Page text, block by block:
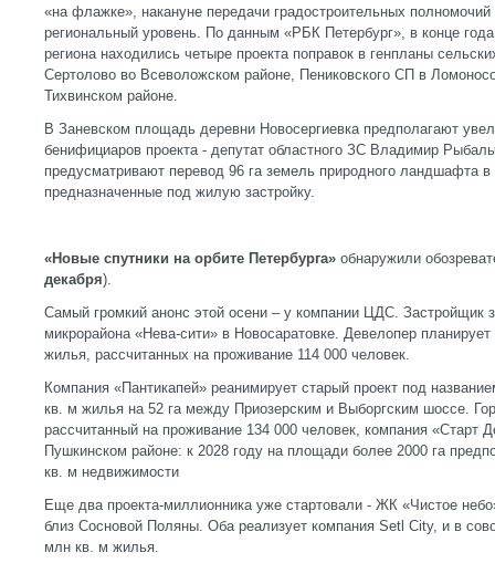
«на флажке», накануне передачи градостроительных
региональный уровень. По данным «РБК Петербург», в конце
региона находились четыре проекта поправок в генпланы
Сертолово во Всеволожском районе, Пениковского СП в
Тихвинском районе.
В Заневском площадь деревни Новосергиевка предполагают
бенифициаров проекта - депутат областного ЗС Владимир
предусматривают перевод 96 га земель природного ландшафта в
предназначенные под жилую застройку.
«Новые спутники на орбите Петербурга» обнаружили
декабря).
Самый громкий анонс этой осени – у компании ЦДС. Застройщик
микрорайона «Нева-сити» в Новосаратовке. Девелопер
жилья, рассчитанных на проживание 114 000 человек.
Компания «Пантикапей» реанимирует старый проект под
кв. м жилья на 52 га между Приозерским и Выборгским шоссе.
рассчитанный на проживание 134 000 человек, компания «Старт
Пушкинском районе: к 2028 году на площади более 2000 га
кв. м недвижимости
Еще два проекта-миллионника уже стартовали - ЖК «Чистое
близ Сосновой Поляны. Оба реализует компания Setl City, и в
млн кв. м жилья.